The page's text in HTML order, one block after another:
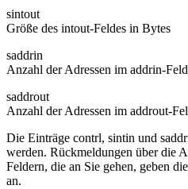
sintout
Größe des intout-Feldes in Bytes
saddrin
Anzahl der Adressen im addrin-Feld
saddrout
Anzahl der Adressen im addrout-
Die Einträge contrl, sintin und
werden. Rückmeldungen über die
Feldern, die an Sie gehen, geben
an.